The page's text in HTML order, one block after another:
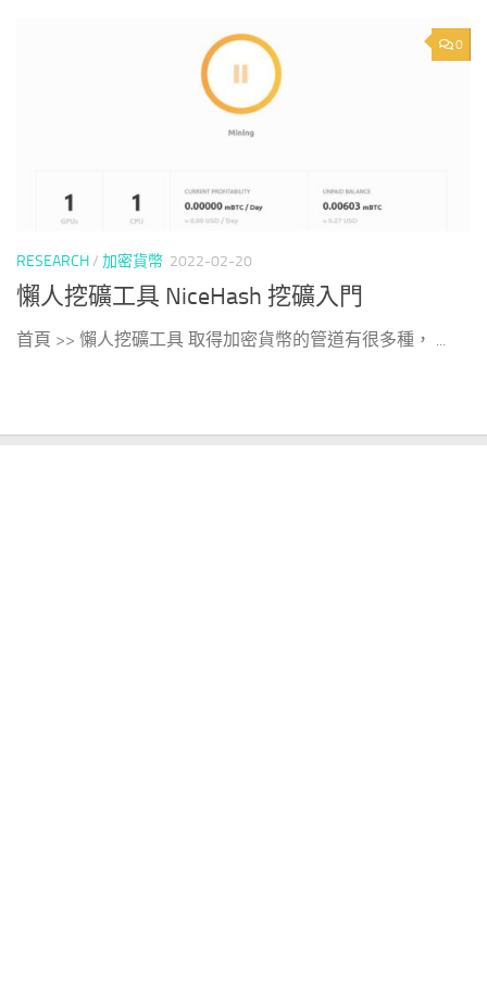
0
RESEARCH/ 加密貨幣 2022-02-20
懶人挖礦工具 NiceHash 挖礦入門
首頁 >> 懶人挖礦工具 取得加密貨幣的管道有很多種， ...